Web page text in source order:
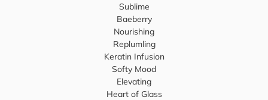
Sublime
Baeberry
Nourishing
Replumling
Keratin Infusion
Softy Mood
Elevating
Heart of Glass